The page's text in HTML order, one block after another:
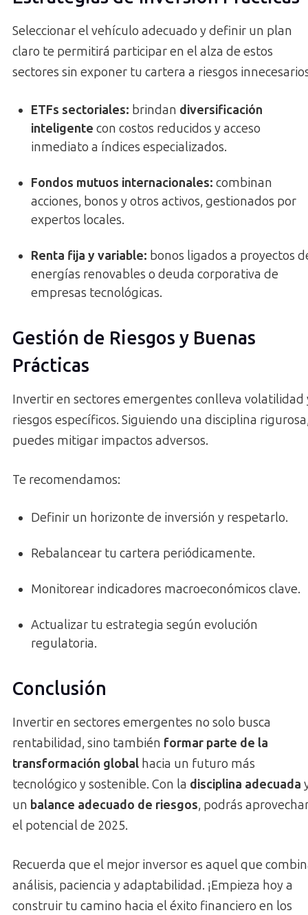
Seleccionar el vehículo adecuado y definir un plan
claro te permitirá participar en el alza de estos
sectores sin exponer tu cartera a riesgos
ETFs sectoriales: brindan diversificación
inteligente con costos reducidos y acceso
inmediato a índices especializados.
Fondos mutuos internacionales: combinan
acciones, bonos y otros activos, gestionados por
expertos locales.
Renta fija y variable: bonos ligados a proyectos
energías renovables o deuda corporativa de
empresas tecnológicas.
Gestión de Riesgos y Buenas
Prácticas
Invertir en sectores emergentes conlleva volatilidad
riesgos específicos. Siguiendo una disciplina
puedes mitigar impactos adversos.
Te recomendamos:
Definir un horizonte de inversión y respetarlo.
Rebalancear tu cartera periódicamente.
Monitorear indicadores macroeconómicos clave.
Actualizar tu estrategia según evolución
regulatoria.
Conclusión
Invertir en sectores emergentes no solo busca
rentabilidad, sino también formar parte de la
transformación global hacia un futuro más
tecnológico y sostenible. Con la disciplina adecuada
un balance adecuado de riesgos, podrás
el potencial de 2025.
Recuerda que el mejor inversor es aquel que
análisis, paciencia y adaptabilidad. ¡Empieza hoy a
construir tu camino hacia el éxito financiero en los